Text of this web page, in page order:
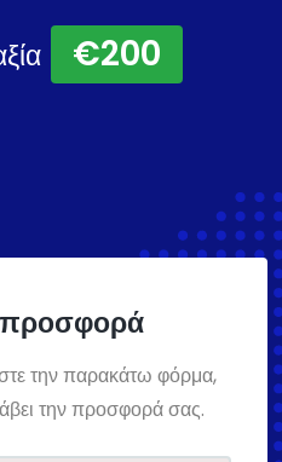
€200
προσφορά
την παρακάτω φόρμα,
την προσφορά σας.